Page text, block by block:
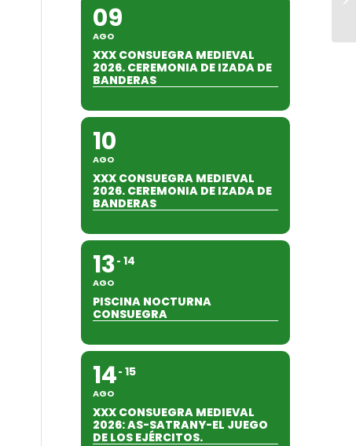
09
AGO
XXX CONSUEGRA MEDIEVAL
2026. CEREMONIA DE IZADA DE
BANDERAS
10
AGO
XXX CONSUEGRA MEDIEVAL
2026. CEREMONIA DE IZADA DE
BANDERAS
13
AGO
14
PISCINA NOCTURNA
CONSUEGRA
14
AGO
15
XXX CONSUEGRA MEDIEVAL
2026: AS-SATRANY-EL JUEGO
DE LOS EJÉRCITOS.